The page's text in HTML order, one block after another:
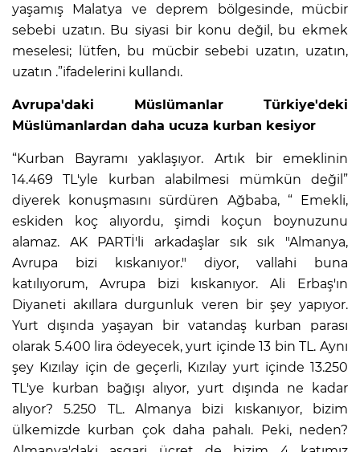
yaşamış Malatya ve deprem bölgesinde, mücbir
sebebi uzatın. Bu siyasi bir konu değil, bu ekmek
meselesi; lütfen, bu mücbir sebebi uzatın, uzatın,
uzatın .”ifadelerini kullandı.
Avrupa'daki Müslümanlar Türkiye'deki
Müslümanlardan daha ucuza kurban kesiyor
“Kurban Bayramı yaklaşıyor. Artık bir emeklinin
14.469 TL'yle kurban alabilmesi mümkün değil”
diyerek konuşmasını sürdüren Ağbaba, “ Emekli,
eskiden koç alıyordu, şimdi koçun boynuzunu
alamaz. AK PARTİ'li arkadaşlar sık sık "Almanya,
Avrupa bizi kıskanıyor." diyor, vallahi buna
katılıyorum, Avrupa bizi kıskanıyor. Ali Erbaş'ın
Diyaneti akıllara durgunluk veren bir şey yapıyor.
Yurt dışında yaşayan bir vatandaş kurban parası
olarak 5.400 lira ödeyecek, yurt içinde 13 bin TL. Aynı
şey Kızılay için de geçerli, Kızılay yurt içinde 13.250
TL'ye kurban bağışı alıyor, yurt dışında ne kadar
alıyor? 5.250 TL. Almanya bizi kıskanıyor, bizim
ülkemizde kurban çok daha pahalı. Peki, neden?